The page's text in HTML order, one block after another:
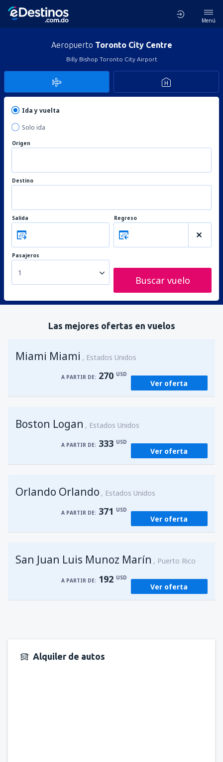
Menú
Aeropuerto Toronto City Centre
Billy Bishop Toronto City Airport
Ida y vuelta
Solo ida
Origen
Destino
Salida Regreso
Pasajeros
1
Buscar vuelo
Las mejores ofertas en vuelos
Miami Miami Estados Unidos
A PARTIR DE: 270 USD
Ver oferta
Boston Logan Estados Unidos
A PARTIR DE: 333 USD
Ver oferta
Orlando Orlando Estados Unidos
A PARTIR DE: 371 USD
Ver oferta
San Juan Luis Munoz Marín Puerto Rico
A PARTIR DE: 192 USD
Ver oferta
Alquiler de autos